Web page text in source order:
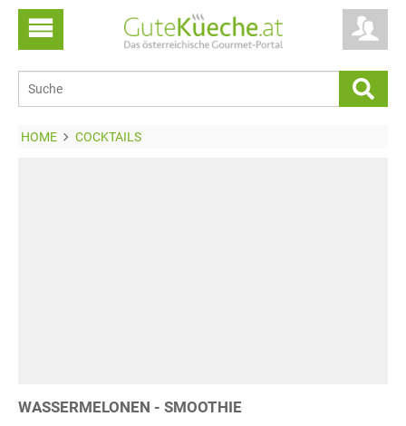
HOME COCKTAILS
WASSERMELONEN - SMOOTHIE